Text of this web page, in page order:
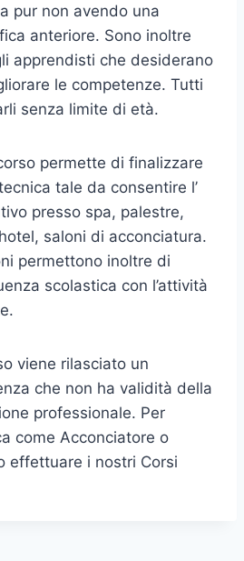
pur non avendo una
anteriore. Sono inoltre
apprendisti che desiderano
le competenze. Tutti
senza limite di età.
permette di finalizzare
tale da consentire l’
presso spa, palestre,
saloni di acconciatura.
permettono inoltre di
scolastica con l’attività
viene rilasciato un
che non ha validità della
professionale. Per
come Acconciatore o
effettuare i nostri Corsi